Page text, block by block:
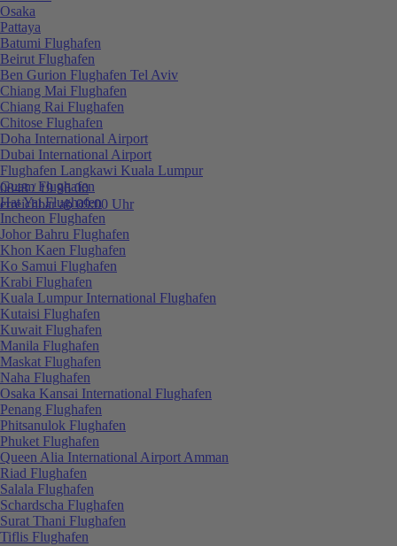
0848 / 19 96 00
erreichbar ab 09:00 Uhr
Osaka
Pattaya
Batumi Flughafen
Beirut Flughafen
Ben Gurion Flughafen Tel Aviv
Chiang Mai Flughafen
Chiang Rai Flughafen
Chitose Flughafen
Doha International Airport
Dubai International Airport
Flughafen Langkawi Kuala Lumpur
Guam Flughafen
Hat Yai Flughafen
Incheon Flughafen
Johor Bahru Flughafen
Khon Kaen Flughafen
Ko Samui Flughafen
Krabi Flughafen
Kuala Lumpur International Flughafen
Kutaisi Flughafen
Kuwait Flughafen
Manila Flughafen
Maskat Flughafen
Naha Flughafen
Osaka Kansai International Flughafen
Penang Flughafen
Phitsanulok Flughafen
Phuket Flughafen
Queen Alia International Airport Amman
Riad Flughafen
Salala Flughafen
Schardscha Flughafen
Surat Thani Flughafen
Tiflis Flughafen